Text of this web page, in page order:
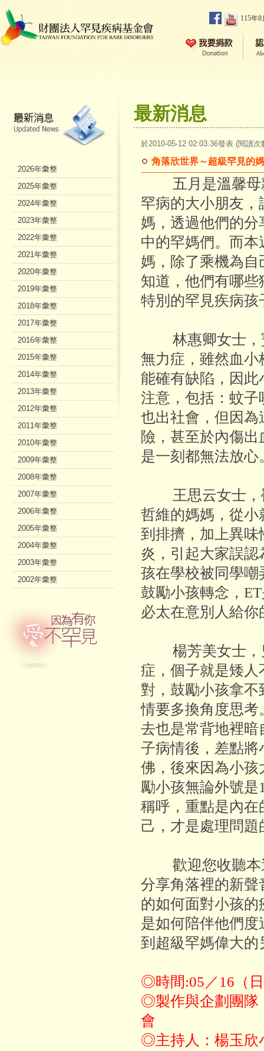
115年
最新消息
於2010-05-12 02:03:36發表 (閱讀次
角落欣世界～超級罕見的
五月是溫馨母
罕病的大小朋友
媽，透過他們的
中的罕媽們。而
媽，除了乘機為
知道，他們有哪
特別的罕見疾病
林惠卿女士，
無力症，雖然血
能確有缺陷，因
注意，包括：蚊
也出社會，但因
險，甚至於內傷
是一刻都無法放心
王思云女士，
哲維的媽媽，從
到排擠，加上異
炎，引起大家誤
孩在學校被同學
鼓勵小孩轉念，
必太在意別人給你
楊芳美女士，
症，個子就是矮
對，鼓勵小孩拿
情要多換角度思
去也是常背地裡
子病情後，差點
佛，後來因為小
勵小孩無論外號是
稱呼，重點是內
己，才是處理問題
歡迎您收聽本
分享角落裡的新
的如何面對小孩
是如何陪伴他們
到超級罕媽偉大的
◎時間:05／16（
◎製作與企劃團隊
會
◎主持人：楊玉欣
2026年彙整
2025年彙整
2024年彙整
2023年彙整
2022年彙整
2021年彙整
2020年彙整
2019年彙整
2018年彙整
2017年彙整
2016年彙整
2015年彙整
2014年彙整
2013年彙整
2012年彙整
2011年彙整
2010年彙整
2009年彙整
2008年彙整
2007年彙整
2006年彙整
2005年彙整
2004年彙整
2003年彙整
2002年彙整